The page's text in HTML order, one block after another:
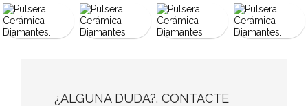
¿ALGUNA DUDA?. CONTACTE